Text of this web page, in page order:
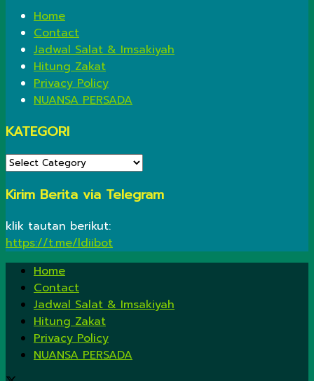
Home
Contact
Jadwal Salat & Imsakiyah
Hitung Zakat
Privacy Policy
NUANSA PERSADA
KATEGORI
KATEGORI
Kirim Berita via Telegram
klik tautan berikut:
https://t.me/ldiibot
Home
Contact
Jadwal Salat & Imsakiyah
Hitung Zakat
Privacy Policy
NUANSA PERSADA